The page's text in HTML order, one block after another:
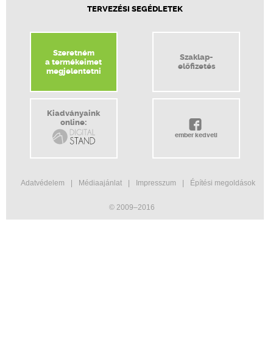
TERVEZÉSI SEGÉDLETEK
Szeretném
a termékeimet
megjelentetni
Szaklap-
előfizetés
Kiadványaink
online:
ember kedveli
Adatvédelem Médiaajánlat Impresszum Építési megoldások
© 2009–2016